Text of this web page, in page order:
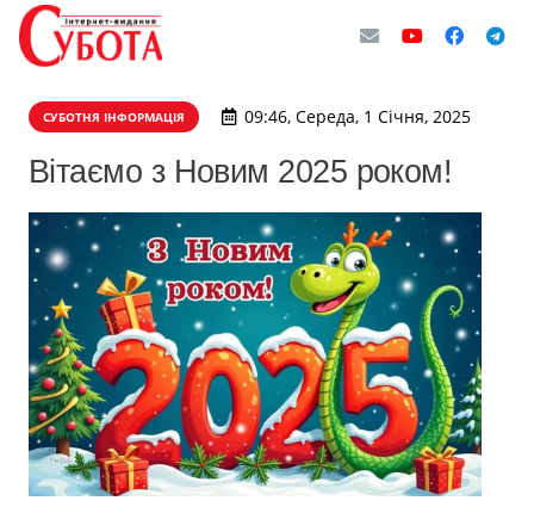
СУБОТНЯ ІНФОРМАЦІЯ 09:46, Середа, 1 Січня, 2025
Вітаємо з Новим 2025 роком!